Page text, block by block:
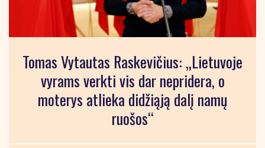
Tomas Vytautas Raskevičius: „Lietuvoje
vyrams verkti vis dar nepridera, o
moterys atlieka didžiąją dalį namų
ruošos“